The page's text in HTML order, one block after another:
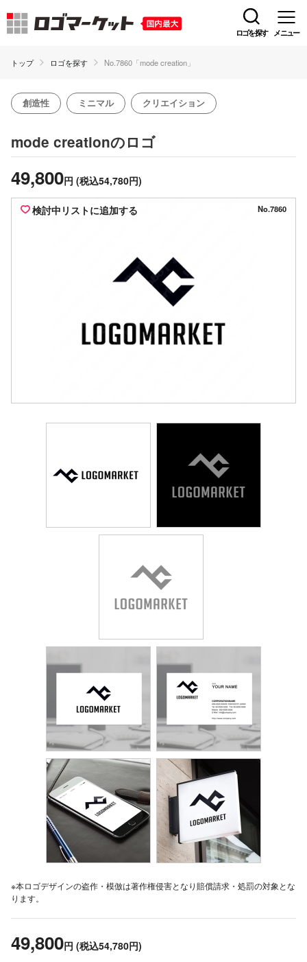
ロゴを探す メニュー
トップ ロゴを探す No.7860「mode creation」
創造性 ミニマル クリエイション
mode creationのロゴ
49,800円 (税込54,780円)
検討中リストに追加する No.7860
※本ロゴデザインの盗作・模倣は著作権侵害となり賠償請求・処罰の対象とな
ります。
49,800円 (税込54,780円)